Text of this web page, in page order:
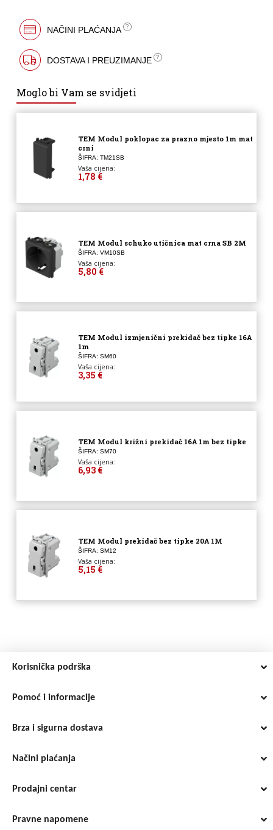
NAČINI PLAĆANJA
DOSTAVA I PREUZIMANJE
Moglo bi Vam se svidjeti
TEM Modul poklopac za prazno mjesto 1m mat
crni
ŠIFRA: TM21SB
Vaša cijena:
1,78 €
TEM Modul schuko utičnica mat crna SB 2M
ŠIFRA: VM10SB
Vaša cijena:
5,80 €
TEM Modul izmjenični prekidač bez tipke 16A
1m
ŠIFRA: SM60
Vaša cijena:
3,35 €
TEM Modul križni prekidač 16A 1m bez tipke
ŠIFRA: SM70
Vaša cijena:
6,93 €
TEM Modul prekidač bez tipke 20A 1M
ŠIFRA: SM12
Vaša cijena:
5,15 €
Korisnička podrška
Pomoć i informacije
Brza i sigurna dostava
Načini plaćanja
Prodajni centar
Pravne napomene